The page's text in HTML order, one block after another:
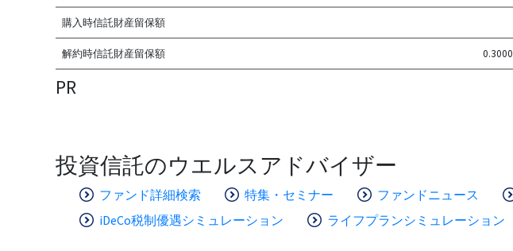
購入時信託財産留保額
解約時信託財産留保額
PR
投資信託のウエルスアドバイザー
ファンド詳細検索 特集・セミナー ファンドニュース
iDeCo税制優遇シミュレーション
ライフプランシミュレーション